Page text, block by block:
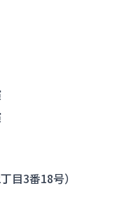
目3番18号）